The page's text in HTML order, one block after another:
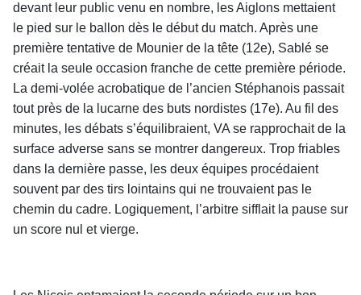
devant leur public venu en nombre, les Aiglons mettaient
le pied sur le ballon dès le début du match. Après une
première tentative de Mounier de la tête (12e), Sablé se
créait la seule occasion franche de cette première période.
La demi-volée acrobatique de l’ancien Stéphanois passait
tout près de la lucarne des buts nordistes (17e). Au fil des
minutes, les débats s’équilibraient, VA se rapprochait de la
surface adverse sans se montrer dangereux. Trop friables
dans la dernière passe, les deux équipes procédaient
souvent par des tirs lointains qui ne trouvaient pas le
chemin du cadre. Logiquement, l’arbitre sifflait la pause sur
un score nul et vierge.